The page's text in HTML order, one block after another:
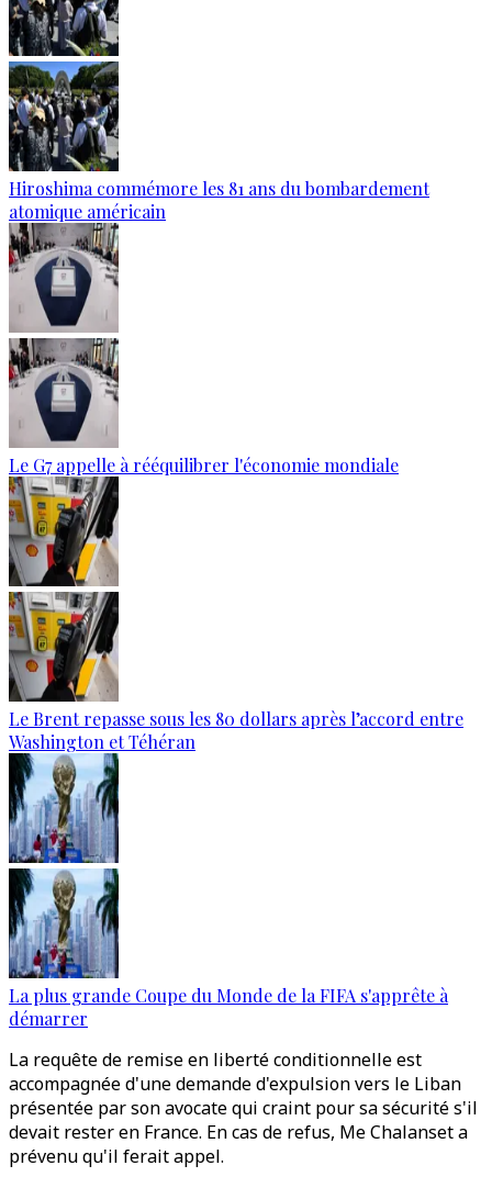
Hiroshima commémore les 81 ans du bombardement
atomique américain
Le G7 appelle à rééquilibrer l'économie mondiale
Le Brent repasse sous les 80 dollars après l’accord entre
Washington et Téhéran
La plus grande Coupe du Monde de la FIFA s'apprête à
démarrer
La requête de remise en liberté conditionnelle est
accompagnée d'une demande d'expulsion vers le Liban
présentée par son avocate qui craint pour sa sécurité s'il
devait rester en France. En cas de refus, Me Chalanset a
prévenu qu'il ferait appel.